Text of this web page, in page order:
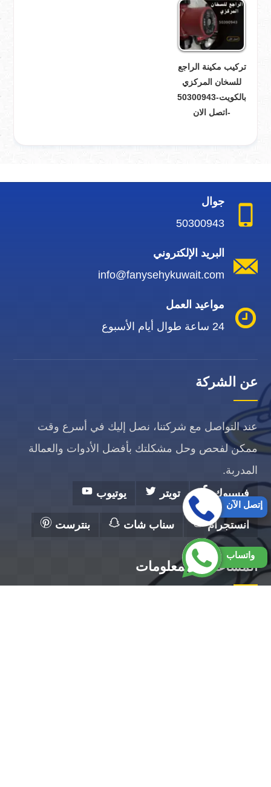
تركيب مكينة الراجع
للسخان المركزي
بالكويت-50300943
-اتصل الان
جوال
50300943
البريد الإلكتروني
info@fanysehykuwait.com
مواعيد العمل
24 ساعة طوال أيام الأسبوع
عن الشركة
عند التواصل مع شركتنا، نصل إليك في أسرع وقت
ممكن لفحص وحل مشكلتك بأفضل الأدوات والعمالة
المدربة.
فيسبوك
تويتر يوتيوب
انستجرام سناب شات بنترست
المساعدة والمعلومات
واتساب
إتصل الآن